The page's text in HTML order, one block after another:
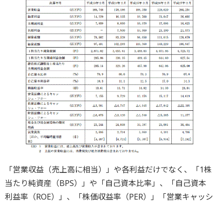
「営業収益（売上高に相当）」や各利益だけでなく、「1株
当たり純資産（BPS）」や「自己資本比率」、「自己資本
利益率（ROE）」、「株価収益率（PER）」「営業キャッシ